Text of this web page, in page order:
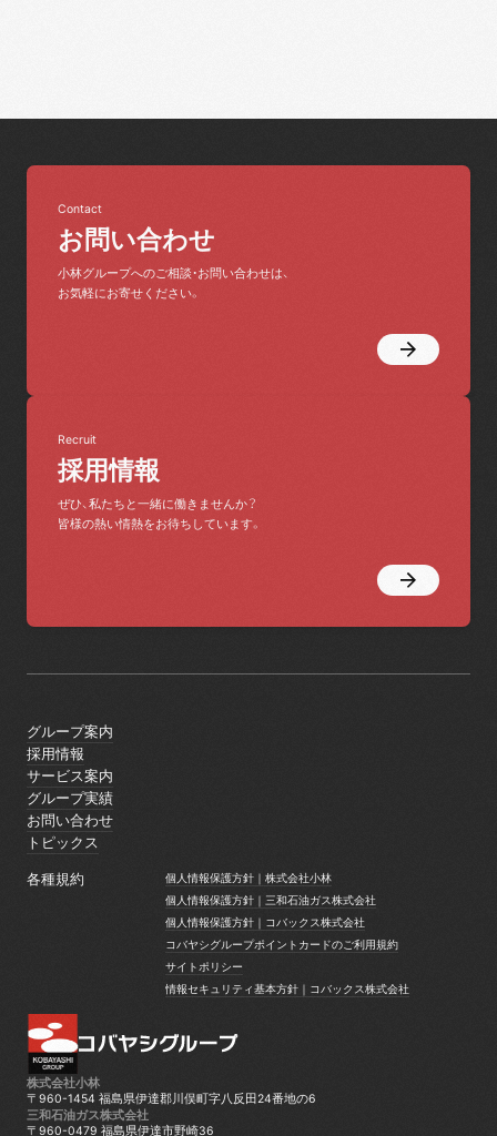
お問い合わせ
Contact
小林グループへのご相談・お問い合わせは、
お気軽にお寄せください。
採用情報
Recruit
ぜひ、私たちと一緒に働きませんか？
皆様の熱い情熱をお待ちしています。
株式会社小林
〒960-1454 福島県伊達郡川俣町字八反田24番地の6
三和石油ガス株式会社
〒960-0479 福島県伊達市野崎36
グループ案内
グループ案内
採用情報
採用情報
サービス案内
サービス案内
グループ実績
グループ実績
お問い合わせ
お問い合わせ
トピックス
各種規約
個人情報保護方針｜株式会社小林
個人情報保護方針｜株式会社小林
個人情報保護方針｜三和石油ガス株式会社
個人情報保護方針｜三和石油ガス株式会社
個人情報保護方針｜コバックス株式会社
個人情報保護方針｜コバックス株式会社
コバヤシグループポイントカードのご利用規約
コバヤシグループポイントカードのご利用規約
サイトポリシー
サイトポリシー
情報セキュリティ基本方針｜コバックス株式会社